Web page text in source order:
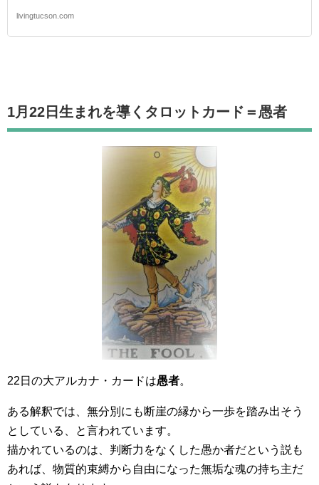
livingtucson.com
1月22日生まれを導くタロットカード ＝愚者
22日の大アルカナ・カードは愚者。
ある解釈では、無分別にも断崖の縁から一歩を踏み出そう
としている、と言われています。
描かれているのは、判断力をなくした愚か者だという説も
あれば、物質的束縛から自由になった無垢な魂の持ち主だ